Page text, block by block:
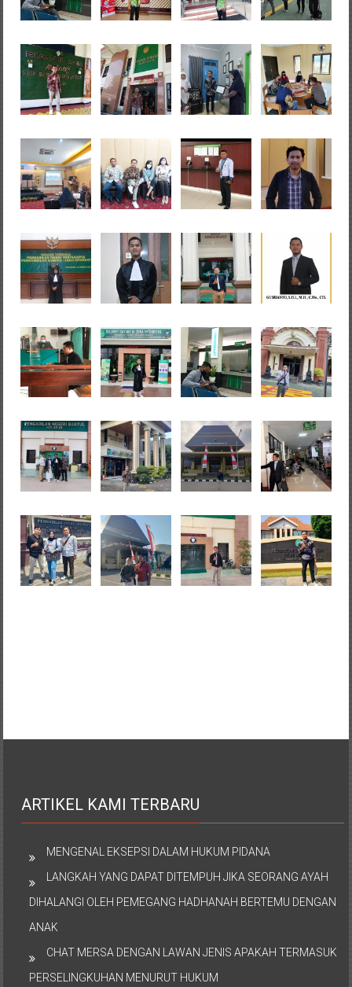
ARTIKEL KAMI TERBARU
MENGENAL EKSEPSI DALAM HUKUM PIDANA
LANGKAH YANG DAPAT DITEMPUH JIKA SEORANG AYAH
DIHALANGI OLEH PEMEGANG HADHANAH BERTEMU DENGAN
ANAK
CHAT MERSA DENGAN LAWAN JENIS APAKAH TERMASUK
PERSELINGKUHAN MENURUT HUKUM